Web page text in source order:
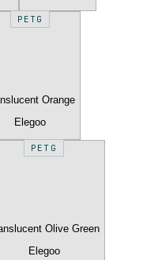
PETG
Orange
Elegoo
PETG
Olive Green
Elegoo